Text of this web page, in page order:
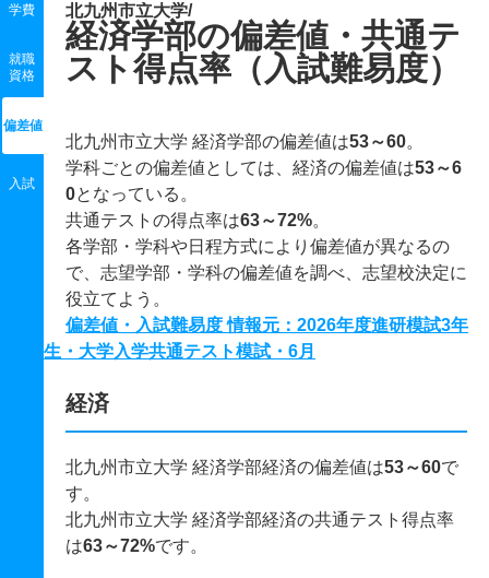
学費
就職
資格
偏差値
入試
北九州市立大学/
経済学部の偏差値・共通テ
スト得点率（入試難易度）
北九州市立大学 経済学部の偏差値は53～60。
学科ごとの偏差値としては、経済の偏差値は53～6
0となっている。
共通テストの得点率は63～72%。
各学部・学科や日程方式により偏差値が異なるの
で、志望学部・学科の偏差値を調べ、志望校決定に
役立てよう。
偏差値・入試難易度 情報元：2026年度進研模試3年
生・大学入学共通テスト模試・6月
経済
北九州市立大学 経済学部経済の偏差値は53～60で
す。
北九州市立大学 経済学部経済の共通テスト得点率
は63～72%です。